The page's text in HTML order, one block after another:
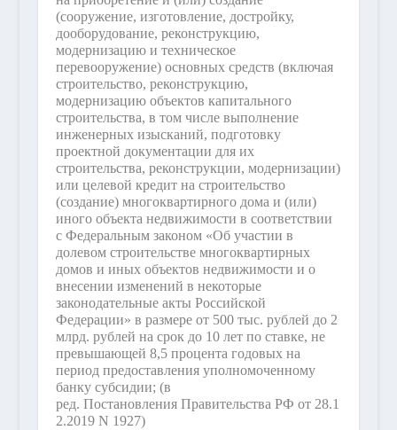
(сооружение, изготовление, достройку,
дооборудование, реконструкцию,
модернизацию и техническое
перевооружение) основных средств (включая
строительство, реконструкцию,
модернизацию объектов капитального
строительства, в том числе выполнение
инженерных изысканий, подготовку
проектной документации для их
строительства, реконструкции, модернизации)
или целевой кредит на строительство
(создание) многоквартирного дома и (или)
иного объекта недвижимости в соответствии
с Федеральным законом «Об участии в
долевом строительстве многоквартирных
домов и иных объектов недвижимости и о
внесении изменений в некоторые
законодательные акты Российской
Федерации» в размере от 500 тыс. рублей до 2
млрд. рублей на срок до 10 лет по ставке, не
превышающей 8,5 процента годовых на
период предоставления уполномоченному
банку субсидии; (в
ред. Постановления Правительства РФ от 28.1
2.2019 N 1927)